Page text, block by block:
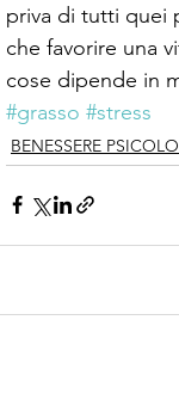
priva di tutti quei
che favorire una
cose dipende in
#grasso #stress
BENESSERE